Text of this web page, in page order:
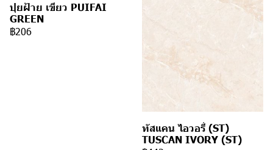
ปุยฝ้าย เขียว PUIFAI
GREEN
฿206
ทัสแคน ไอวอรี่ (ST)
TUSCAN IVORY (ST)